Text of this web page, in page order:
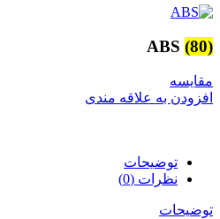
ABS (80)
مقایسه
افزودن به علاقه مندی
توضیحات
نظرات (0)
توضیحات